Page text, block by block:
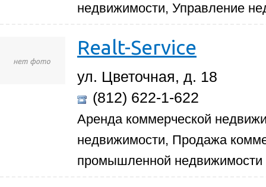
недвижимости, Управление
Realt-Service
ул. Цветочная, д. 18
(812) 622-1-622
Аренда коммерческой
недвижимости, Продажа
промышленной недвижимости